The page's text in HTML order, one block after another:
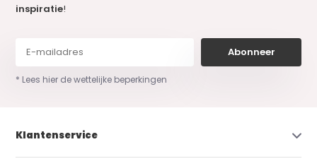
inspiratie!
Abonneer
* Lees hier de wettelijke beperkingen
Klantenservice